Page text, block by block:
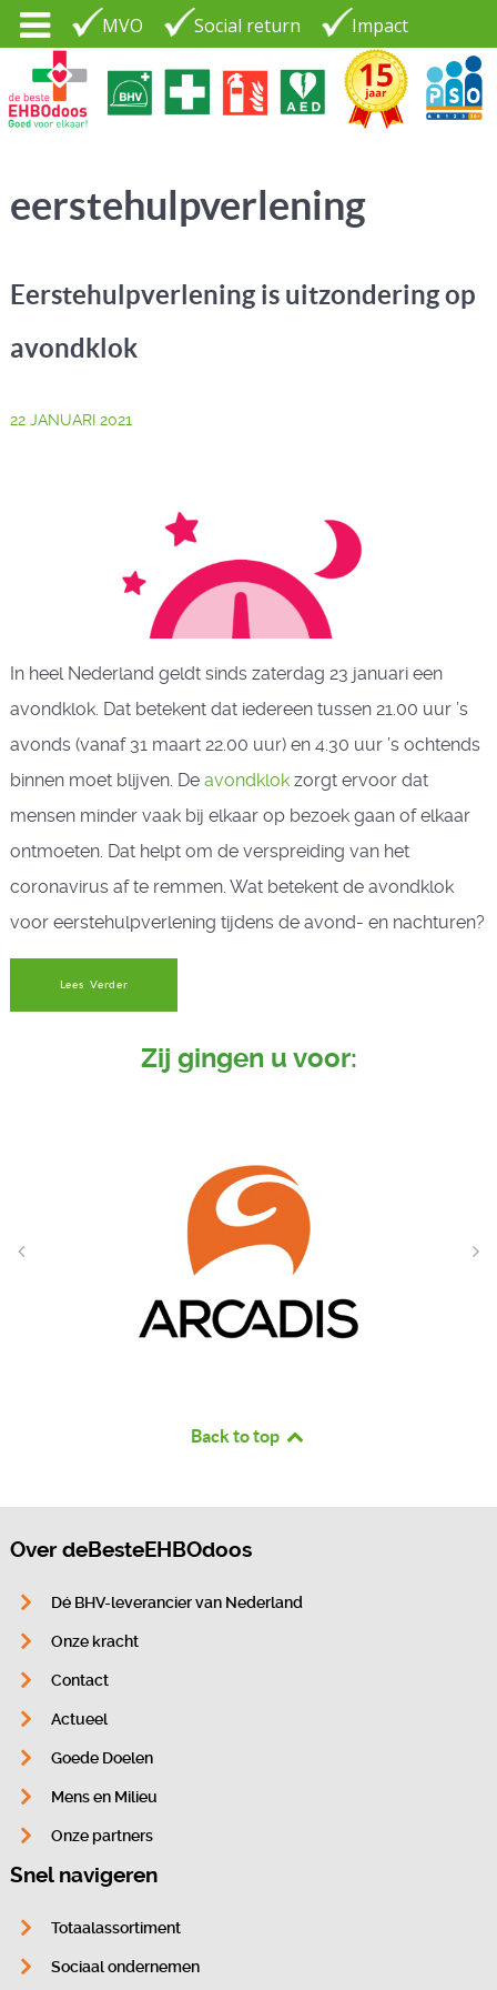
MVO Social return Impact
PSO30+
Tel. 035 - 7370265
eerstehulpverlening
Eerstehulpverlening is uitzondering op
avondklok
22 JANUARI 2021
In heel Nederland geldt sinds zaterdag 23 januari een
avondklok. Dat betekent dat iedereen tussen 21.00 uur ’s
avonds (vanaf 31 maart 22.00 uur) en 4.30 uur ’s ochtends
binnen moet blijven. De avondklokzorgt ervoor dat
mensen minder vaak bij elkaar op bezoek gaan of elkaar
ontmoeten. Dat helpt om de verspreiding van het
coronavirus af te remmen. Wat betekent de avondklok
voor eerstehulpverlening tijdens de avond- en nachturen?
Lees Verder
Zij gingen u voor:
Back to top
Over deBesteEHBOdoos
Dé BHV-leverancier van Nederland
Onze kracht
Contact
Actueel
Goede Doelen
Mens en Milieu
Onze partners
Snel navigeren
Totaalassortiment
Sociaal ondernemen